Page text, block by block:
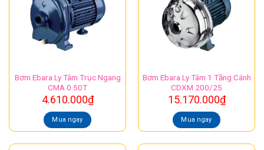
Bơm Ebara Ly Tâm Trục Ngang
CMA 0.50T
4.610.000₫
Mua ngay
Bơm Ebara Ly Tâm 1 Tầng Cánh
CDXM 200/25
15.170.000₫
Mua ngay